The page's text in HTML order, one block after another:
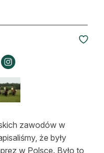
zawodów w
że były
w Polsce. Było to